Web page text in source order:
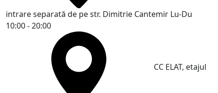
intrare separată de pe str. Dimitrie Cantemir Lu-Du
10:00 - 20:00
CC ELAT, etajul